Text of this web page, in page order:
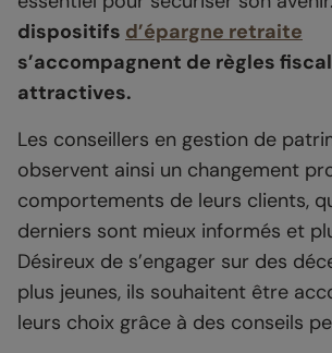
dispositifs d’épargne retraite
s’accompagnent de règles
attractives.
Les conseillers en gestion de
observent ainsi un changement
comportements de leurs clients,
derniers sont mieux informés et
Désireux de s’engager sur des
plus jeunes, ils souhaitent être
leurs choix grâce à des conseils